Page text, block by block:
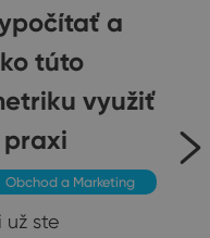
a
túto
využiť
Obchod a Marketing
už ste